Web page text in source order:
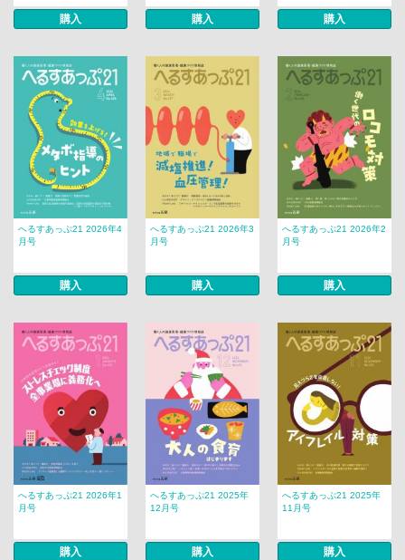
購入 購入 購入
へるすあっぷ21 2026年4
月号
購入
へるすあっぷ21 2026年3
月号
購入
へるすあっぷ21 2026年2
月号
購入
へるすあっぷ21 2026年1
月号
購入
へるすあっぷ21 2025年
12月号
購入
へるすあっぷ21 2025年
11月号
購入